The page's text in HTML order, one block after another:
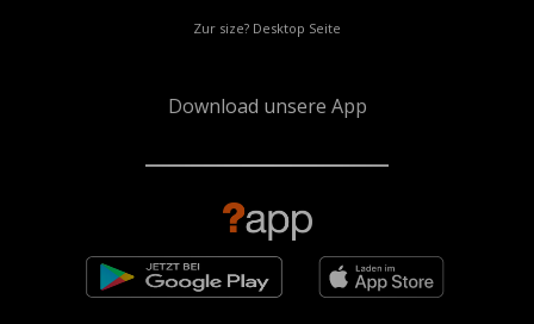
Zur size? Desktop Seite
Download unsere App